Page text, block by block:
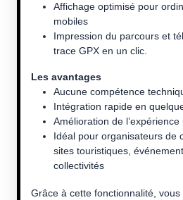
Affichage optimisé pour
mobiles
Impression du parcours et
trace GPX en un clic.
Les avantages
Aucune compétence
Intégration rapide en
Amélioration de
Idéal pour organisateurs de
sites touristiques,
collectivités
Grâce à cette fonctionnalité,